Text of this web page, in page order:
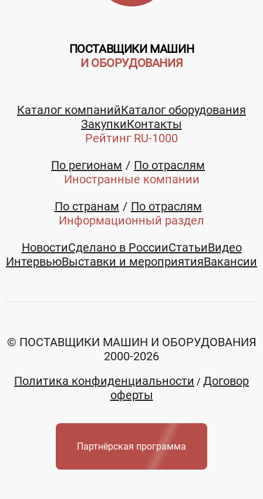
ПОСТАВЩИКИ МАШИН
И ОБОРУДОВАНИЯ
Каталог компанийКаталог оборудования
ЗакупкиКонтакты
Рейтинг RU-1000
По регионам
По отраслям
Иностранные компании
По странам
По отраслям
Информационный раздел
НовостиСделано в РоссииСтатьиВидео
ИнтервьюВыставки и мероприятияВакансии
© ПОСТАВЩИКИ МАШИН И ОБОРУДОВАНИЯ
2000-2026
Политика конфиденциальности / Договор
оферты
Партнёрская программа